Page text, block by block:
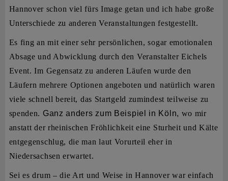
Hannover schon viel fürs Image getan und ich habe große
Unterschiede zu anderen Veranstaltungen festgestellt.
Es fing an mit einer sehr persönlichen, sogar emotionalen
Absage und Abwicklung durch den Veranstalter Eichels
Event. Im Gegensatz zu anderen Läufen wurde den
Läufern mehrere Optionen angeboten und natürlich waren
viele schnell bereit, das Startgeld zumindest teilweise zu
spenden. Ganz anders zum Beispiel in Köln, wo mir
anstatt der rheinischen Fröhlichkeit eine Sturheit und Kälte
entgegenschlug, die man laut Vorurteil eher in
Niedersachsen erwartet.
Sei es drum – die Art und Weise in Hannover war einfach